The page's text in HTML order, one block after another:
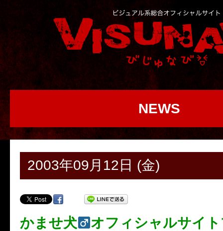
NEWS
2003年09月12日 (金)
かませ犬
オフィシャルサイ